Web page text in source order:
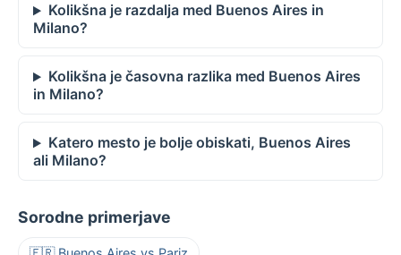
Kolikšna je razdalja med Buenos Aires in
Milano?
Kolikšna je časovna razlika med Buenos Aires
in Milano?
Katero mesto je bolje obiskati, Buenos Aires
ali Milano?
Sorodne primerjave